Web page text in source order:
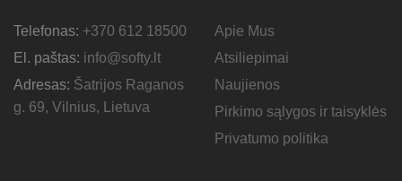
Telefonas: +370 612 18500
El. paštas: info@softy.lt
Adresas: Šatrijos Raganos
g. 69, Vilnius, Lietuva
Apie Mus
Atsiliepimai
Naujienos
Pirkimo sąlygos ir taisyklės
Privatumo politika